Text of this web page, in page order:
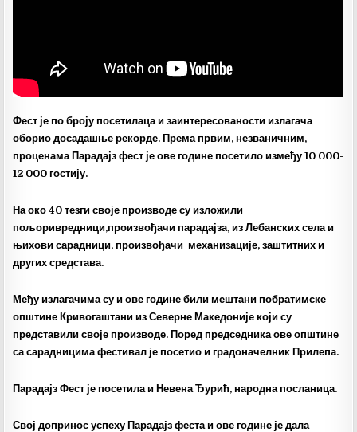
Фест је по броју посетилаца и заинтересованости излагача
оборио досадашње рекорде. Према првим, незваничним,
проценама Парадајз фест је ове године посетило између 10 000-
12 000 гостију.
На око 40 тезги своје производе су изложили
пољоривредници,произвођачи парадајза, из Лебанских села и
њихови сарадници, произвођачи механизације, заштитних и
других средстава.
Међу излагачима су и ове године били мештани побратимске
општине Кривогаштани из Северне Македоније који су
представили своје производе. Поред председника ове општине
са сарадницима фестивал је посетио и градоначелник Прилепа.
Парадајз Фест је посетила и Невена Ђурић, народна посланица.
Свој допринос успеху Парадајз феста и ове године је дала